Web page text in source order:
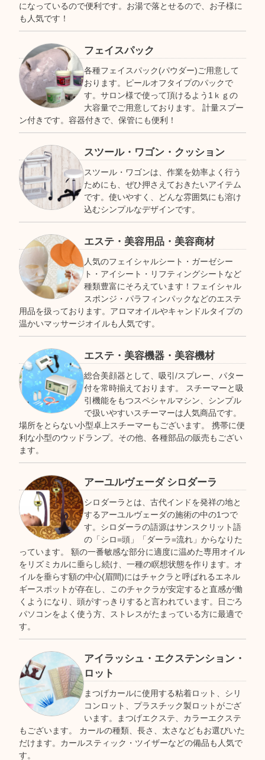
になっているので便利です。お湯で落とせるので、お子様に
も人気です！
フェイスパック
各種フェイスパック(パウダー)ご用意して
おります。ピールオフタイプのパックで
す。サロン様で使って頂けるよう1ｋｇの
大容量でご用意しております。 計量スプー
ン付きです。容器付きで、保管にも便利！
スツール・ワゴン・クッション
スツール・ワゴンは、作業を効率よく行う
ためにも、ぜひ押さえておきたいアイテム
です。使いやすく、どんな雰囲気にも溶け
込むシンプルなデザインです。
エステ・美容用品・美容商材
人気のフェイシャルシート・ガーゼシー
ト・アイシート・リフティングシートなど
種類豊富にそろえています！フェイシャル
スポンジ・パラフィンパックなどのエステ
用品を扱っております。アロマオイルやキャンドルタイプの
温かいマッサージオイルも人気です。
エステ・美容機器・美容機材
総合美顔器として、吸引/スプレー、パター
付を常時揃えております。 スチーマーと吸
引機能をもつスペシャルマシン、シンプル
で扱いやすいスチーマーは人気商品です。
場所をとらない小型卓上スチーマーもございます。 携帯に便
利な小型のウッドランプ。その他、各種部品の販売もござい
ます。
アーユルヴェーダ シロダーラ
シロダーラとは、古代インドを発祥の地と
するアーユルヴェーダの施術の中の1つで
す。シロダーラの語源はサンスクリット語
の「シロ=頭」「ダーラ=流れ」からなりた
っています。 額の一番敏感な部分に適度に温めた専用オイル
をリズミカルに垂らし続け、一種の瞑想状態を作ります。オ
イルを垂らす額の中心(眉間)にはチャクラと呼ばれるエネル
ギースポットが存在し、このチャクラが安定すると直感が働
くようになり、頭がすっきりすると言われています。日ごろ
パソコンをよく使う方、ストレスがたまっている方に最適で
す。
アイラッシュ・エクステンション・
ロット
まつげカールに使用する粘着ロット、シリ
コンロット、プラスチック製ロットがござ
います。まつげエクステ、カラーエクステ
もございます。 カールの種類、長さ、太さなどもお選びいた
だけます。カールスティック・ツイザーなどの備品も人気で
す。